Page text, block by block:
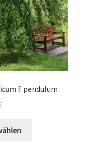
gewählt
werden
f. pendulum